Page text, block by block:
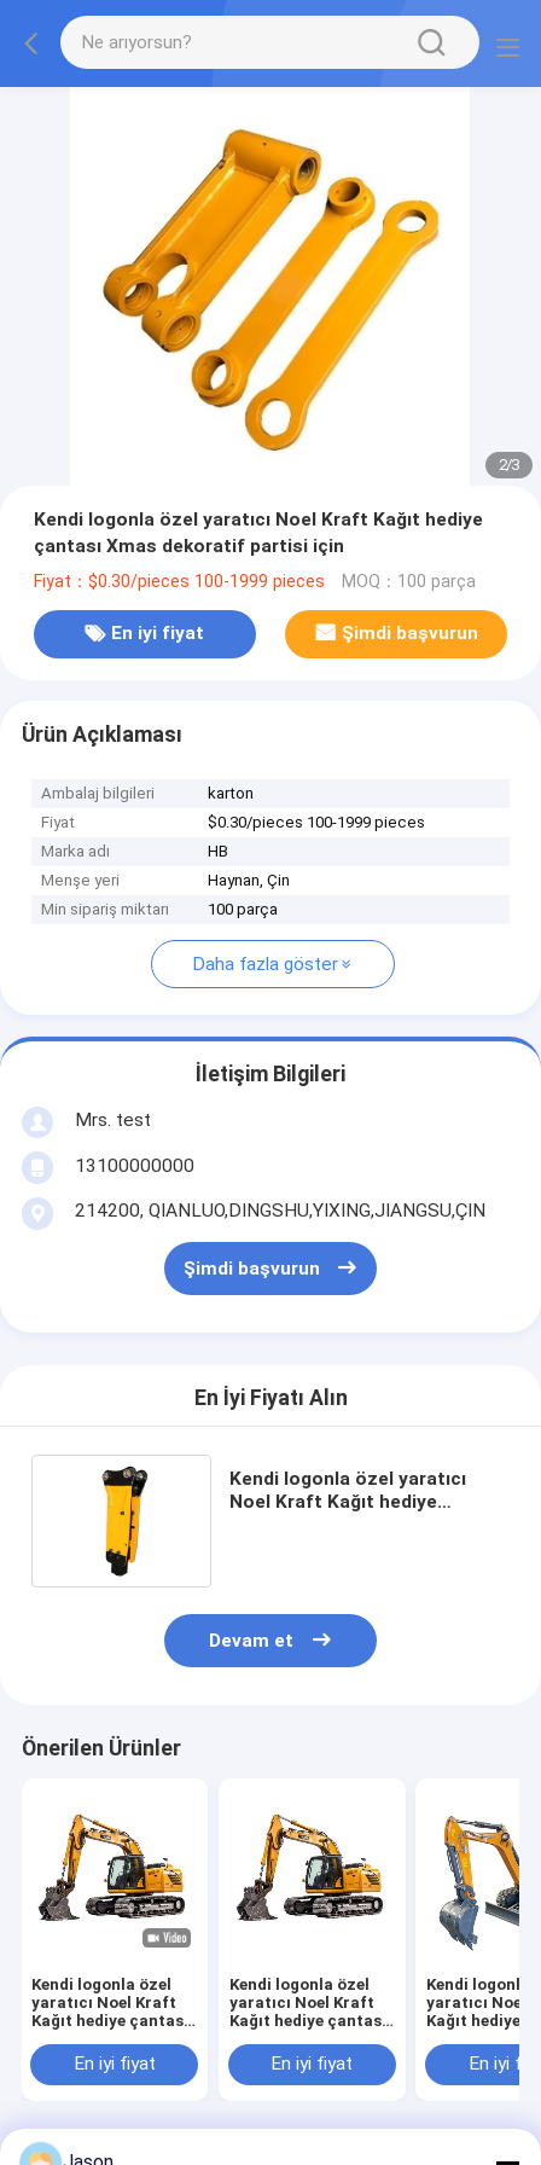
2/3
Kendi logonla özel yaratıcı Noel Kraft Kağıt hediye
çantası Xmas dekoratif partisi için
Fiyat：$0.30/pieces 100-1999 pieces MOQ：100 parça
En iyi fiyat Şimdi başvurun
Ürün Açıklaması
Ambalaj bilgileri
karton
Fiyat
$0.30/pieces 100-1999 pieces
Marka adı
HB
Menşe yeri
Haynan, Çin
Min sipariş miktarı
100 parça
Daha fazla göster
İletişim Bilgileri
Mrs. test
13100000000
214200, QIANLUO,DINGSHU,YIXING,JIANGSU,ÇIN
Şimdi başvurun
En İyi Fiyatı Alın
Kendi logonla özel yaratıcı
Noel Kraft Kağıt hediye
Devam et
Önerilen Ürünler
Kendi logonla özel
yaratıcı Noel Kraft
Kağıt hediye çantası
partisi içinEn iyi fiyat
Kendi logonla özel
yaratıcı Noel Kraft
Kağıt hediye çantası
partisi içinEn iyi fiyat
Kendi logonla
yaratıcı Noel
Kağıt hediye
partisi için
En iyi
Ana